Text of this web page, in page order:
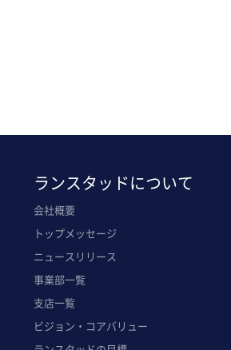
ランスタッドについて
会社概要
トップメッセージ
ニュースリリース
事業部一覧
支店一覧
ビジョン・コアバリュー